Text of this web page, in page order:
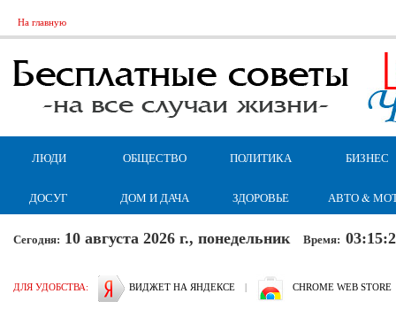
На главную
ЛЮДИ ОБЩЕСТВО ПОЛИТИКА БИЗНЕС
ДОСУГ ДОМ И ДАЧА ЗДОРОВЬЕ АВТО &
Сегодня: 10 августа 2026 г., понедельник Время:
ДЛЯ УДОБСТВА: ВИДЖЕТ НА ЯНДЕКСЕ | CHROME WEB STORE